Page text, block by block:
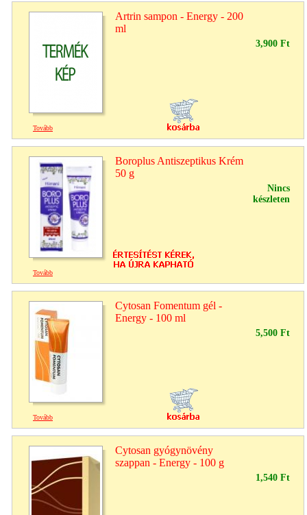
Artrin sampon - Energy - 200
ml
3,900 Ft
Tovább
Boroplus Antiszeptikus Krém
50 g
Nincs
készleten
Tovább
Cytosan Fomentum gél -
Energy - 100 ml
5,500 Ft
Tovább
Cytosan gyógynövény
szappan - Energy - 100 g
1,540 Ft